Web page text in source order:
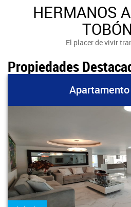
HERMANOS
TOBÓN
El placer de vivir
Propiedades